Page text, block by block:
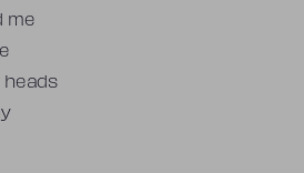
me
heads